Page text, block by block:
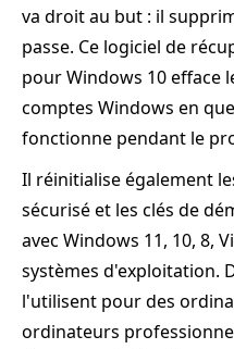
va droit au but : il
passe. Ce logiciel de
pour Windows 10 efface
comptes Windows en
fonctionne pendant le
Il réinitialise également
sécurisé et les clés de
avec Windows 11, 10, 8,
systèmes d'exploitation.
l'utilisent pour des
ordinateurs